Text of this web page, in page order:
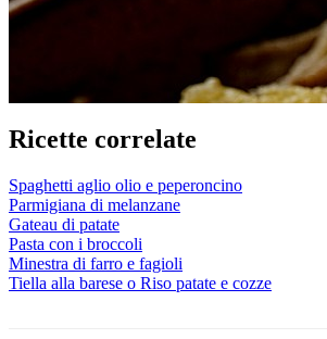
Ricette correlate
Spaghetti aglio olio e peperoncino
Parmigiana di melanzane
Gateau di patate
Pasta con i broccoli
Minestra di farro e fagioli
Tiella alla barese o Riso patate e cozze